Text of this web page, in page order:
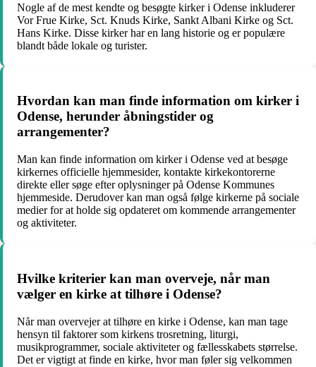
Nogle af de mest kendte og besøgte kirker i Odense inkluderer
Vor Frue Kirke, Sct. Knuds Kirke, Sankt Albani Kirke og Sct.
Hans Kirke. Disse kirker har en lang historie og er populære
blandt både lokale og turister.
Hvordan kan man finde information om kirker i
Odense, herunder åbningstider og
arrangementer?
Man kan finde information om kirker i Odense ved at besøge
kirkernes officielle hjemmesider, kontakte kirkekontorerne
direkte eller søge efter oplysninger på Odense Kommunes
hjemmeside. Derudover kan man også følge kirkerne på sociale
medier for at holde sig opdateret om kommende arrangementer
og aktiviteter.
Hvilke kriterier kan man overveje, når man
vælger en kirke at tilhøre i Odense?
Når man overvejer at tilhøre en kirke i Odense, kan man tage
hensyn til faktorer som kirkens trosretning, liturgi,
musikprogrammer, sociale aktiviteter og fællesskabets størrelse.
Det er vigtigt at finde en kirke, hvor man føler sig velkommen